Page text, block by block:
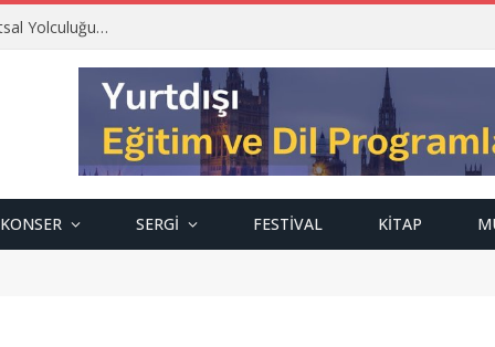
Yolculuğu…
KONSER SERGI FESTIVAL KITAP